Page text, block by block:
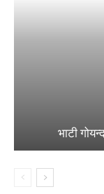
भाटी